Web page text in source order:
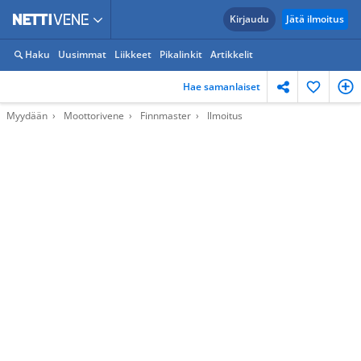
Kirjaudu Jätä ilmoitus
Haku Uusimmat Liikkeet Pikalinkit Artikkelit
Hae samanlaiset
Myydään Moottorivene Finnmaster Ilmoitus